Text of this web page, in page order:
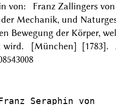
von: Franz Zallingers
Mechanik, und
Bewegung der Körper,
wird. [München]
Seraphin von